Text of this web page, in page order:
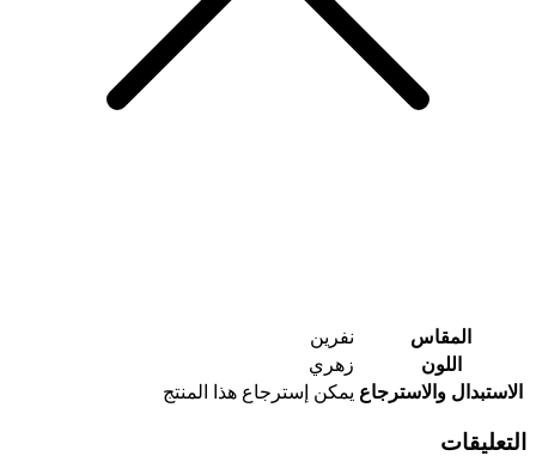
المقاس
نفرين
اللون
زهري
الاستبدال والاسترجاع يمكن إسترجاع هذا المنتج
التعليقات